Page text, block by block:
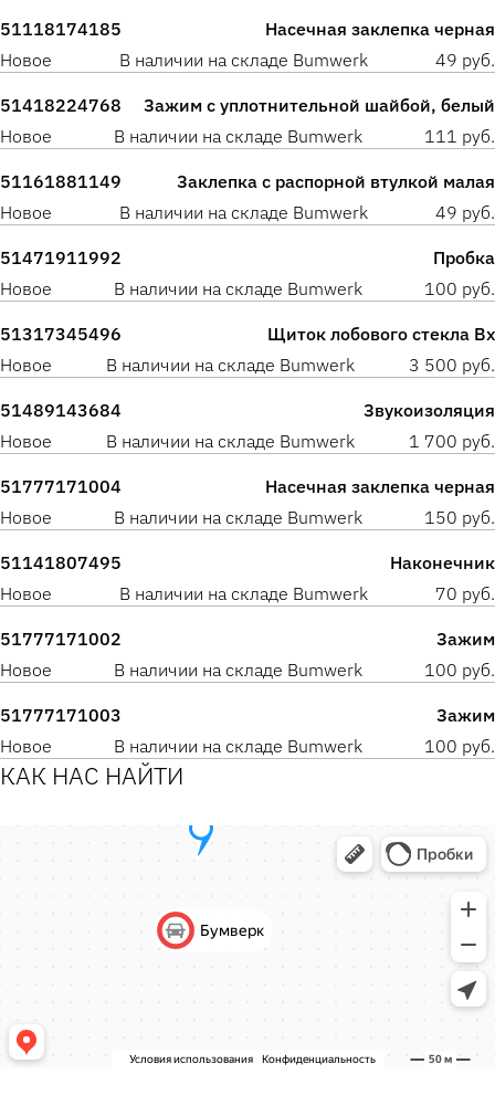
51118174185
Насечная заклепка черная
Новое
В наличии на складе Bumwerk 49 руб.
51418224768
Зажим с уплотнительной шайбой, белый
Новое
В наличии на складе Bumwerk 111 руб.
51161881149
Заклепка с распорной втулкой малая
Новое
В наличии на складе Bumwerk 49 руб.
51471911992
Пробка
Новое
В наличии на складе Bumwerk 100 руб.
51317345496
Щиток лобового стекла Вх
Новое
В наличии на складе Bumwerk 3 500 руб.
51489143684
Звукоизоляция
Новое
В наличии на складе Bumwerk 1 700 руб.
51777171004
Насечная заклепка черная
Новое
В наличии на складе Bumwerk 150 руб.
51141807495
Наконечник
Новое
В наличии на складе Bumwerk 70 руб.
51777171002
Зажим
Новое
В наличии на складе Bumwerk 100 руб.
51777171003
Зажим
Новое
В наличии на складе Bumwerk 100 руб.
КАК НАС НАЙТИ